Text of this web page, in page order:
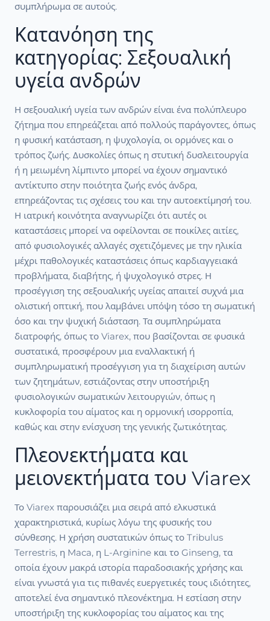
συμπλήρωμα σε αυτούς.
Κατανόηση της
κατηγορίας: Σεξουαλική
υγεία ανδρών
Η σεξουαλική υγεία των ανδρών είναι ένα πολύπλευρο
ζήτημα που επηρεάζεται από πολλούς παράγοντες, όπως
η φυσική κατάσταση, η ψυχολογία, οι ορμόνες και ο
τρόπος ζωής. Δυσκολίες όπως η στυτική δυσλειτουργία
ή η μειωμένη λίμπιντο μπορεί να έχουν σημαντικό
αντίκτυπο στην ποιότητα ζωής ενός άνδρα,
επηρεάζοντας τις σχέσεις του και την αυτοεκτίμησή του.
Η ιατρική κοινότητα αναγνωρίζει ότι αυτές οι
καταστάσεις μπορεί να οφείλονται σε ποικίλες αιτίες,
από φυσιολογικές αλλαγές σχετιζόμενες με την ηλικία
μέχρι παθολογικές καταστάσεις όπως καρδιαγγειακά
προβλήματα, διαβήτης, ή ψυχολογικό στρες. Η
προσέγγιση της σεξουαλικής υγείας απαιτεί συχνά μια
ολιστική οπτική, που λαμβάνει υπόψη τόσο τη σωματική
όσο και την ψυχική διάσταση. Τα συμπληρώματα
διατροφής, όπως το Viarex, που βασίζονται σε φυσικά
συστατικά, προσφέρουν μια εναλλακτική ή
συμπληρωματική προσέγγιση για τη διαχείριση αυτών
των ζητημάτων, εστιάζοντας στην υποστήριξη
φυσιολογικών σωματικών λειτουργιών, όπως η
κυκλοφορία του αίματος και η ορμονική ισορροπία,
καθώς και στην ενίσχυση της γενικής ζωτικότητας.
Πλεονεκτήματα και
μειονεκτήματα του Viarex
Το Viarex παρουσιάζει μια σειρά από ελκυστικά
χαρακτηριστικά, κυρίως λόγω της φυσικής του
σύνθεσης. Η χρήση συστατικών όπως το Tribulus
Terrestris, η Maca, η L-Arginine και το Ginseng, τα
οποία έχουν μακρά ιστορία παραδοσιακής χρήσης και
είναι γνωστά για τις πιθανές ευεργετικές τους ιδιότητες,
αποτελεί ένα σημαντικό πλεονέκτημα. Η εστίαση στην
υποστήριξη της κυκλοφορίας του αίματος και της